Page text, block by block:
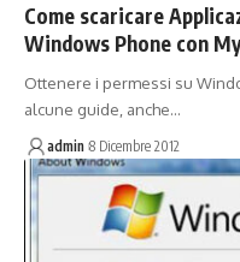
Come scaricare
Windows Phone con
Ottenere i permessi su
alcune guide, anche…
admin 8 Dicembre 2012